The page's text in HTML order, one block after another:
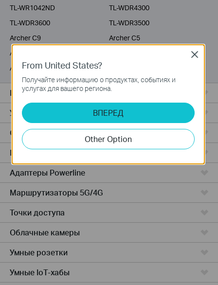
TL-WR1042ND
TL-WDR4300
TL-WDR3600
TL-WDR3500
Archer C9
Archer C5
Archer C3200
Archer C20i
Все комплекты Deco
Усилители Wi-Fi
Серия Fusion
Маршрутизаторы ADSL/VDSL
Адаптеры Powerline
Маршрутизаторы 5G/4G
Точки доступа
Облачные камеры
Умные розетки
Умные IoT-хабы
From United States?
Получайте информацию о продуктах, событиях и
услугах для вашего региона.
ВПЕРЕД
Other Option
Close